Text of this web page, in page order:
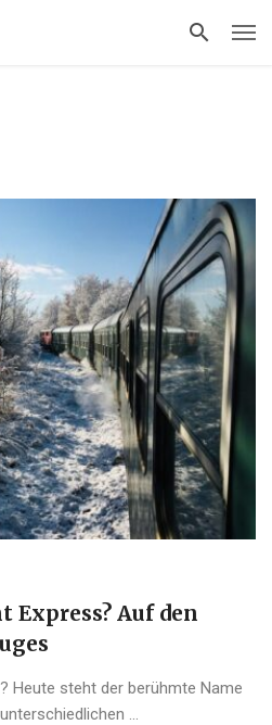
Express? Auf den
Heute steht der berühmte Name
...